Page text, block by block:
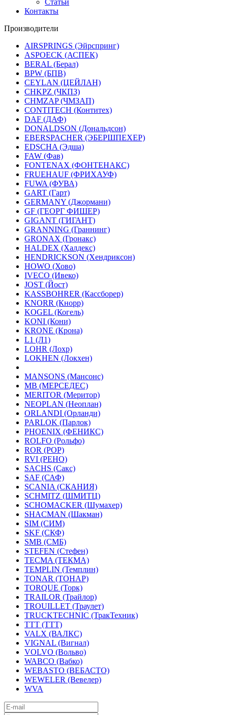
Статьи
Контакты
Производители
AIRSPRINGS (Эйрспринг)
ASPOECK (АСПЕК)
BERAL (Берал)
BPW (БПВ)
CEYLAN (ЦЕЙЛАН)
CHKPZ (ЧКПЗ)
CHMZAP (ЧМЗАП)
CONTITECH (Контитех)
DAF (ДАФ)
DONALDSON (Дональдсон)
EBERSPACHER (ЭБЕРШПЕХЕР)
EDSCHA (Эдша)
FAW (Фав)
FONTENAX (ФОНТЕНАКС)
FRUEHAUF (ФРИХАУФ)
FUWA (ФУВА)
GART (Гарт)
GERMANY (Джормани)
GF (ГЕОРГ ФИШЕР)
GIGANT (ГИГАНТ)
GRANNING (Граннинг)
GRONAX (Гронакс)
HALDEX (Халдекс)
HENDRICKSON (Хендриксон)
HOWO (Хово)
IVECO (Ивеко)
JOST (Йост)
KASSBOHRER (Касcборер)
KNORR (Кнорр)
KOGEL (Когель)
KONI (Кони)
KRONE (Крона)
L1 (Л1)
LOHR (Лохр)
LOKHEN (Локхен)
MANSONS (Мансонс)
MB (МЕРСЕДЕС)
MERITOR (Меритор)
NEOPLAN (Неоплан)
ORLANDI (Орланди)
PARLOK (Парлок)
PHOENIX (ФЕНИКС)
ROLFO (Рольфо)
ROR (РОР)
RVI (РЕНО)
SACHS (Сакс)
SAF (САФ)
SCANIA (СКАНИЯ)
SCHMITZ (ШМИТЦ)
SCHOMACKER (Шумахер)
SHACMAN (Шакман)
SIM (СИМ)
SKF (СКФ)
SMB (СМБ)
STEFEN (Стефен)
TECMA (ТЕКМА)
TEMPLIN (Темплин)
TONAR (ТОНАР)
TORQUE (Торк)
TRAILOR (Трайлор)
TROUILLET (Траулет)
TRUCKTECHNIC (ТракТехник)
TTT (ТТТ)
VALX (ВАЛКС)
VIGNAL (Вигнал)
VOLVO (Вольво)
WABCO (Вабко)
WEBASTO (ВЕБАСТО)
WEWELER (Вевелер)
WVA